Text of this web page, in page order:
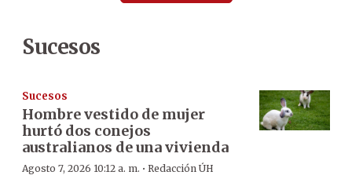
Sucesos
Sucesos
Hombre vestido de mujer
hurtó dos conejos
australianos de una vivienda
Agosto 7, 2026 10:12 a. m. · Redacción ÚH